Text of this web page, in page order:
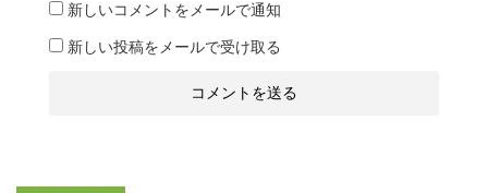
新しいコメントをメールで通知
新しい投稿をメールで受け取る